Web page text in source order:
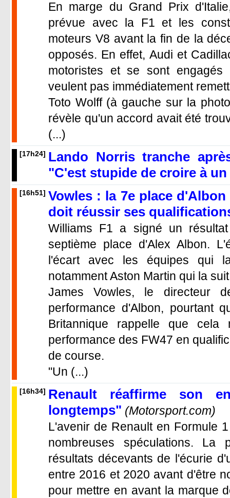
En marge du Grand Prix
prévue avec la F1 et les
moteurs V8 avant la fin de la
opposés. En effet, Audi et
motoristes et se sont
veulent pas immédiatement
Toto Wolff (à gauche sur la
révèle qu'un accord avait été
(...)
[17h24] Lando Norris tranche
"C'est stupide de croire à
[16h51] Vowles : la 7e place
doit réussir ses
Williams F1 a signé un
septième place d'Alex Albon.
l'écart avec les équipes qui
notamment Aston Martin qui la
James Vowles, le directeur
performance d'Albon, pourtant
Britannique rappelle que
performance des FW47 en
de course.
"Un (...)
[16h34] Renault réaffirme son
longtemps" (Motorsport.com)
L'avenir de Renault en Formule
nombreuses spéculations.
résultats décevants de l'écurie
entre 2016 et 2020 avant d'être
pour mettre en avant la marque